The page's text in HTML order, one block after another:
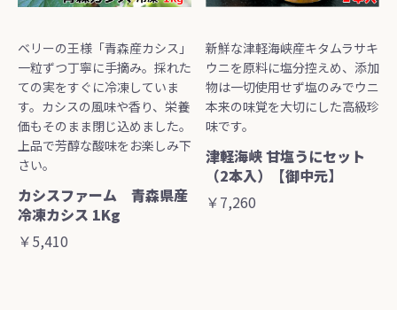
ベリーの王様「青森産カシス」
一粒ずつ丁寧に手摘み。採れた
ての実をすぐに冷凍していま
す。カシスの風味や香り、栄養
価もそのまま閉じ込めました。
上品で芳醇な酸味をお楽しみ下
さい。
カシスファーム 青森県産
冷凍カシス 1Kg
￥5,410
新鮮な津軽海峡産キタムラサキ
ウニを原料に塩分控えめ、添加
物は一切使用せず塩のみでウニ
本来の味覚を大切にした高級珍
味です。
津軽海峡 甘塩うにセット
（2本入）【御中元】
￥7,260